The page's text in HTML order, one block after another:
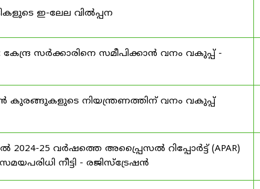
ഇ-ലേല വിൽപ്പന
സർക്കാരിനെ സമീപിക്കാൻ വനം വകുപ്പ് -
കുരങ്ങുകളുടെ നിയന്ത്രണത്തിന് വനം വകുപ്പ്
2024-25 വർഷത്തെ അപ്പ്രൈസൽ റിപ്പോർട്ട് (APAR)
നീട്ടി - രജിസ്ട്രേഷൻ